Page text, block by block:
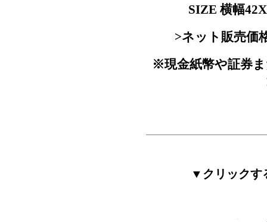
SIZE 横幅
>ネット販売価
※現金紙幣や証券
▼クリックす